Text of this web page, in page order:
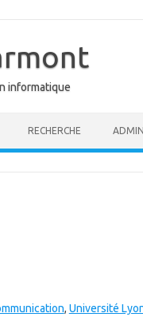
informatique
RECHERCHE
, Université